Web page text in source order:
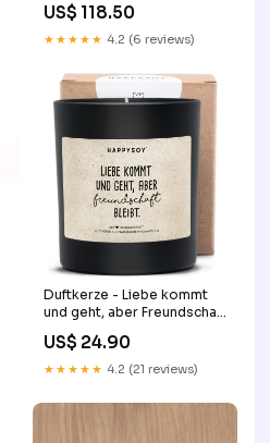
US$ 118.50
★★★★★ 4.2 (6 reviews)
Duftkerze - Liebe kommt
und geht, aber Freundschaft
US$ 24.90
★★★★★ 4.2 (21 reviews)